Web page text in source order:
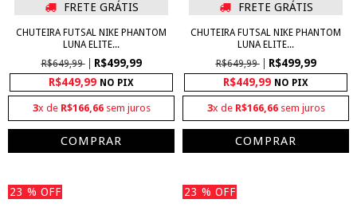
FRETE GRÁTIS
CHUTEIRA FUTSAL NIKE PHANTOM
LUNA ELITE...
R$649,99
R$499,99
R$449,99 NO PIX
3x de R$166,66sem juros
COMPRAR
FRETE GRÁTIS
CHUTEIRA FUTSAL NIKE PHANTOM
LUNA ELITE...
R$649,99
R$499,99
R$449,99 NO PIX
3x de R$166,66sem juros
COMPRAR
23 % OFF 23 % OFF